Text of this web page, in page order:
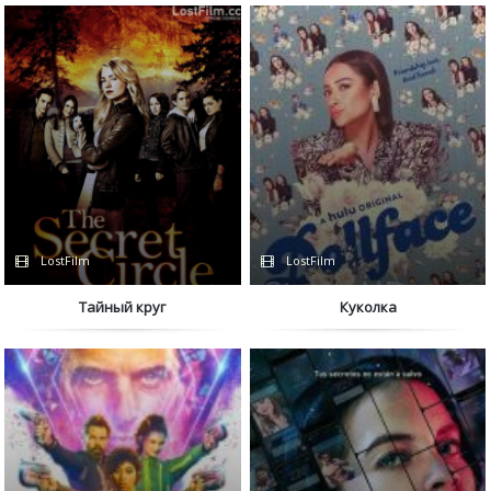
LostFilm
Тайный круг
LostFilm
Куколка